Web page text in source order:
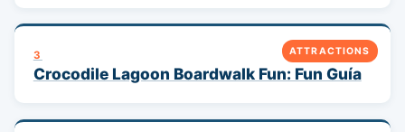
ATTRACTIONS
3
Crocodile Lagoon Boardwalk Fun: Fun Guía